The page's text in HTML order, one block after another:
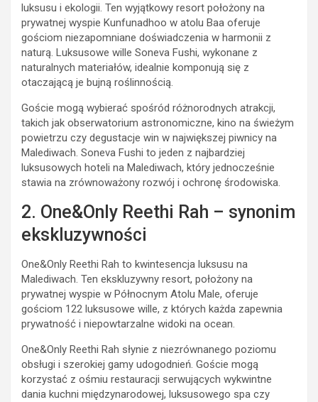
luksusu i ekologii. Ten wyjątkowy resort położony na
prywatnej wyspie Kunfunadhoo w atolu Baa oferuje
gościom niezapomniane doświadczenia w harmonii z
naturą. Luksusowe wille Soneva Fushi, wykonane z
naturalnych materiałów, idealnie komponują się z
otaczającą je bujną roślinnością.
Goście mogą wybierać spośród różnorodnych atrakcji,
takich jak obserwatorium astronomiczne, kino na świeżym
powietrzu czy degustacje win w największej piwnicy na
Malediwach. Soneva Fushi to jeden z najbardziej
luksusowych hoteli na Malediwach, który jednocześnie
stawia na zrównoważony rozwój i ochronę środowiska.
2. One&Only Reethi Rah – synonim
ekskluzywności
One&Only Reethi Rah to kwintesencja luksusu na
Malediwach. Ten ekskluzywny resort, położony na
prywatnej wyspie w Północnym Atolu Male, oferuje
gościom 122 luksusowe wille, z których każda zapewnia
prywatność i niepowtarzalne widoki na ocean.
One&Only Reethi Rah słynie z niezrównanego poziomu
obsługi i szerokiej gamy udogodnień. Goście mogą
korzystać z ośmiu restauracji serwujących wykwintne
dania kuchni międzynarodowej, luksusowego spa czy